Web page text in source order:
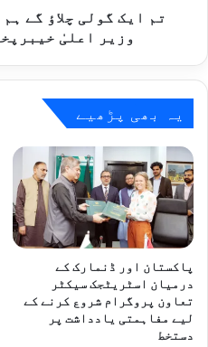
گ
،
7
م
ز
د
و
ج
ا
ں
ب
ہ
م
1
0
گ
و
ل
ا
ں
چ
ل
وزیر اعلیٰ
یہ بھی پڑھیے
پاکستان اور ڈنمارک کے
درمیان اسٹریٹجک سیکٹر
تعاون پروگرام شروع کرنے کے
لیے مفاہمتی یادداشت پر
دستخط